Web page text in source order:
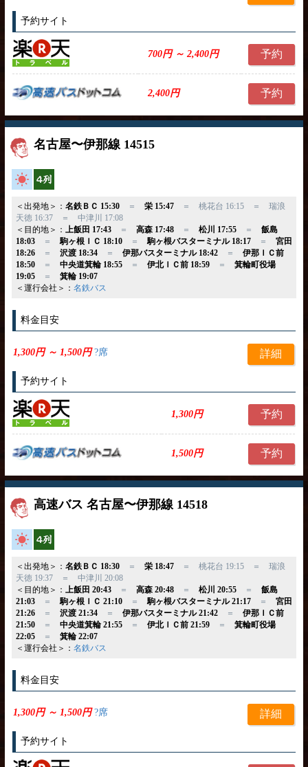
予約サイト
700円 ～ 2,400円 予約
2,400円 予約
名古屋〜伊那線 14515
高速バス
＜出発地＞： 名鉄ＢＣ 15:30＝ 栄 15:47＝ 桃花台 16:15 ＝ 瑞浪
天徳 16:37 ＝ 中津川 17:08
＜目的地＞： 上飯田 17:43＝ 高森 17:48＝ 松川 17:55＝ 飯島
18:03＝駒ヶ根ＩＣ 18:10＝駒ヶ根バスターミナル 18:17＝ 宮田
18:26＝ 沢渡 18:34＝ 伊那バスターミナル 18:42＝ 伊那ＩＣ前
18:50＝ 中央道箕輪 18:55＝ 伊北ＩＣ前 18:59＝ 箕輪町役場
19:05＝ 箕輪 19:07
＜運行会社＞： 名鉄バス
料金目安
1,300円 ～ 1,500円?席 詳細
予約サイト
1,300円 予約
1,500円 予約
高速バス 名古屋〜伊那線 14518
高速バス
＜出発地＞： 名鉄ＢＣ 18:30＝ 栄 18:47＝ 桃花台 19:15 ＝ 瑞浪
天徳 19:37 ＝ 中津川 20:08
＜目的地＞：
上飯田 20:43＝ 高森 20:48＝ 松川 20:55＝ 飯島
21:03＝ 駒ヶ根ＩＣ 21:10＝ 駒ヶ根バスターミナル 21:17＝ 宮田
21:26＝ 沢渡 21:34＝ 伊那バスターミナル 21:42＝ 伊那ＩＣ前
21:50＝ 中央道箕輪 21:55＝ 伊北ＩＣ前 21:59＝ 箕輪町役場
22:05＝ 箕輪 22:07
＜運行会社＞： 名鉄バス
料金目安
1,300円 ～ 1,500円?席 詳細
予約サイト